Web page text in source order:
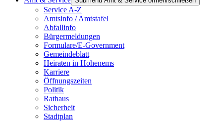
Service A-Z
Amtsinfo / Amtstafel
Abfallinfo
Bürgermeldungen
Formulare/E-Government
Gemeindeblatt
Heiraten in Hohenems
Karriere
Öffnungszeiten
Politik
Rathaus
Sicherheit
Stadtplan